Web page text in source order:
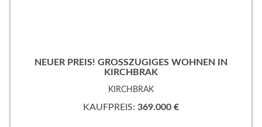
NEUER PREIS! GROSSZÜGIGES WOHNEN IN K
IRCHBRAK
KIRCHBRAK
KAUFPREIS: 369.000 €